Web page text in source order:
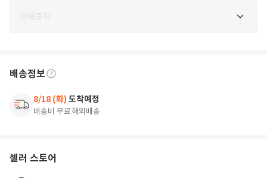
판매중지
배송정보
8/18 (화) 도착예정
배송비 무료해외배송
셀러 스토어